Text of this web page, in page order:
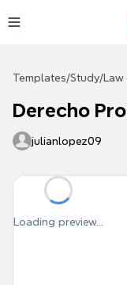
Templates/Study/
Derecho
julianlopez09
Loading preview...